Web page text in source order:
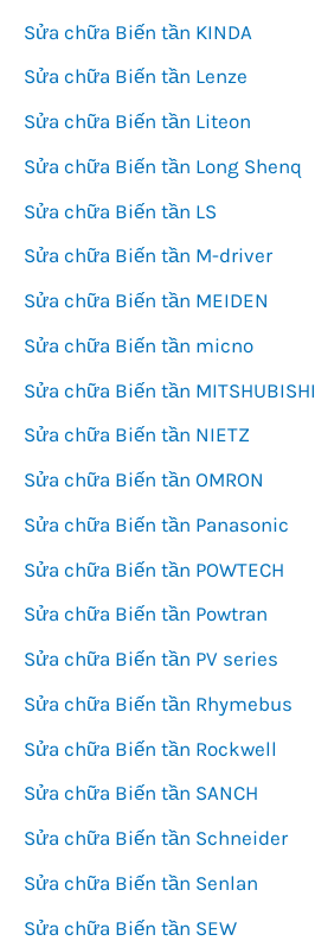
Sửa chữa Biến tần KINDA
Sửa chữa Biến tần Lenze
Sửa chữa Biến tần Liteon
Sửa chữa Biến tần Long Shenq
Sửa chữa Biến tần LS
Sửa chữa Biến tần M-driver
Sửa chữa Biến tần MEIDEN
Sửa chữa Biến tần micno
Sửa chữa Biến tần MITSHUBISHI
Sửa chữa Biến tần NIETZ
Sửa chữa Biến tần OMRON
Sửa chữa Biến tần Panasonic
Sửa chữa Biến tần POWTECH
Sửa chữa Biến tần Powtran
Sửa chữa Biến tần PV series
Sửa chữa Biến tần Rhymebus
Sửa chữa Biến tần Rockwell
Sửa chữa Biến tần SANCH
Sửa chữa Biến tần Schneider
Sửa chữa Biến tần Senlan
Sửa chữa Biến tần SEW